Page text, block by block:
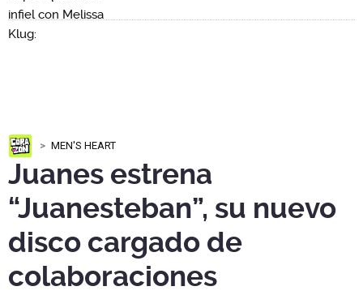
MEN'S HEART
Juanes estrena
“Juanesteban”, su nuevo
disco cargado de
colaboraciones